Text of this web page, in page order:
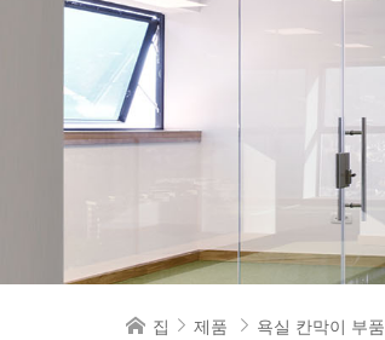
 집  제품  욕실 칸막이 부품